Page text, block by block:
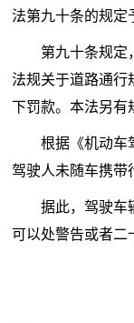
法第九十条的规定
第九十条规定
法规关于道路通行
下罚款。本法另有
根据《机动车
驾驶人未随车携带
据此，驾驶车
可以处警告或者二